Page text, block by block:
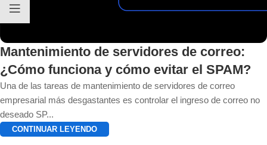
Mantenimiento de servidores de correo:
¿Cómo funciona y cómo evitar el SPAM?
Una de las tareas de mantenimiento de servidores de correo
empresarial más desgastantes es controlar el ingreso de correo no
deseado SP...
CONTINUAR LEYENDO